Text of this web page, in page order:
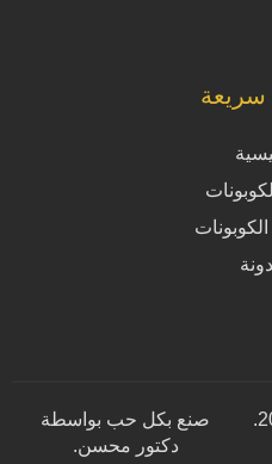
سريعة
جميع الحقوق محفوظة © 2020.
صنع بكل حب بواسطة
دكتور محسن.